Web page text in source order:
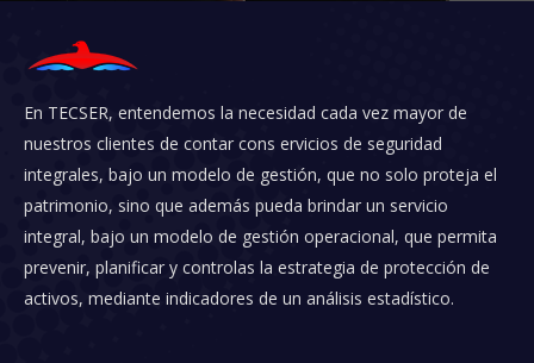
En TECSER, entendemos la necesidad cada vez mayor de
nuestros clientes de contar cons ervicios de seguridad
integrales, bajo un modelo de gestión, que no solo proteja el
patrimonio, sino que además pueda brindar un servicio
integral, bajo un modelo de gestión operacional, que permita
prevenir, planificar y controlas la estrategia de protección de
activos, mediante indicadores de un análisis estadístico.